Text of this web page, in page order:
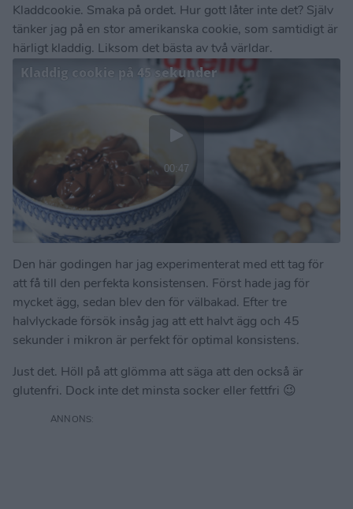
Kladdcookie. Smaka på ordet. Hur gott låter inte det? Själv
tänker jag på en stor amerikanska cookie, som samtidigt är
härligt kladdig. Liksom det bästa av två världar.
Den här godingen har jag experimenterat med ett tag för
att få till den perfekta konsistensen. Först hade jag för
mycket ägg, sedan blev den för välbakad. Efter tre
halvlyckade försök insåg jag att ett halvt ägg och 45
sekunder i mikron är perfekt för optimal konsistens.
Just det. Höll på att glömma att säga att den också är
glutenfri. Dock inte det minsta socker eller fettfri 😉